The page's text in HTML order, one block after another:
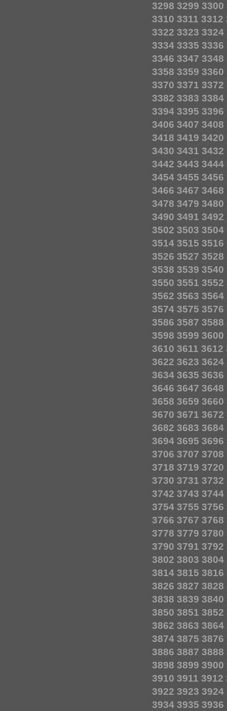
3298 3299 3300
3310 3311 3312
3322 3323 3324
3334 3335 3336
3346 3347 3348
3358 3359 3360
3370 3371 3372
3382 3383 3384
3394 3395 3396
3406 3407 3408
3418 3419 3420
3430 3431 3432
3442 3443 3444
3454 3455 3456
3466 3467 3468
3478 3479 3480
3490 3491 3492
3502 3503 3504
3514 3515 3516
3526 3527 3528
3538 3539 3540
3550 3551 3552
3562 3563 3564
3574 3575 3576
3586 3587 3588
3598 3599 3600
3610 3611 3612
3622 3623 3624
3634 3635 3636
3646 3647 3648
3658 3659 3660
3670 3671 3672
3682 3683 3684
3694 3695 3696
3706 3707 3708
3718 3719 3720
3730 3731 3732
3742 3743 3744
3754 3755 3756
3766 3767 3768
3778 3779 3780
3790 3791 3792
3802 3803 3804
3814 3815 3816
3826 3827 3828
3838 3839 3840
3850 3851 3852
3862 3863 3864
3874 3875 3876
3886 3887 3888
3898 3899 3900
3910 3911 3912
3922 3923 3924
3934 3935 3936